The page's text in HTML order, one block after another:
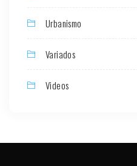
Urbanismo
Variados
Videos